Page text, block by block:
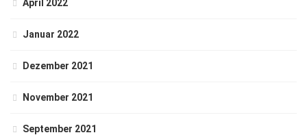
April 2022
Januar 2022
Dezember 2021
November 2021
September 2021